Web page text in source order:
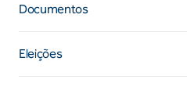
Documentos
Eleições